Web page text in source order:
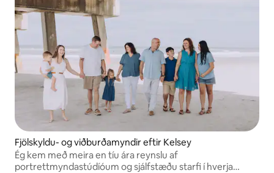
Fjölskyldu- og viðburðamyndir eftir Kelsey
Ég kem með meira en tíu ára reynslu af
portrettmyndastúdíóum og sjálfstæðu starfi í hverja